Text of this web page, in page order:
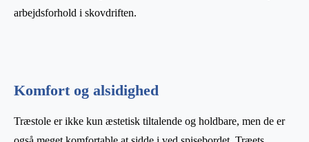
arbejdsforhold i skovdriften.
Komfort og alsidighed
Træstole er ikke kun æstetisk tiltalende og holdbare, men de er